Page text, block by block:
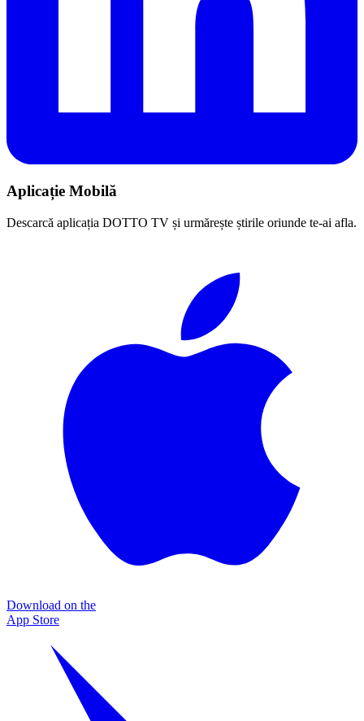
Aplicație Mobilă
Descarcă aplicația DOTTO TV și urmărește știrile oriunde te-ai afla.
Download on the
App Store